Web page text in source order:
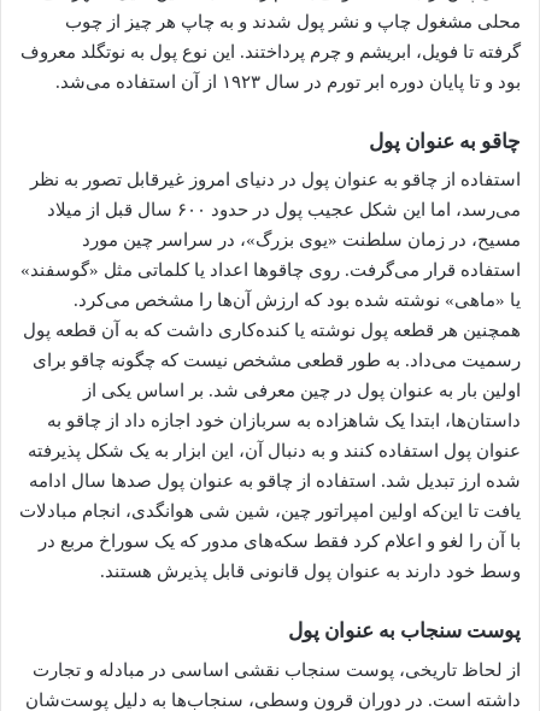
محلی مشغول چاپ و نشر پول شدند و به چاپ هر چیز از چوب
گرفته تا فویل، ابریشم و چرم پرداختند. این نوع پول به نوتگلد معروف
بود و تا پایان دوره ابر تورم در سال ۱۹۲۳ از آن استفاده می‌شد.
چاقو به عنوان پول
استفاده از چاقو به عنوان پول در دنیای امروز غیرقابل تصور به نظر
می‌رسد، اما این شکل عجیب پول در حدود ۶۰۰ سال قبل از میلاد
مسیح، در زمان سلطنت «یوی بزرگ»، در سراسر چین مورد
استفاده قرار می‌گرفت. روی چاقوها اعداد یا کلماتی مثل «گوسفند»
یا «ماهی» نوشته شده بود که ارزش آن‌ها را مشخص می‌کرد.
همچنین هر قطعه پول نوشته یا کنده‌کاری داشت که به آن قطعه پول
رسمیت می‌داد. به طور قطعی مشخص نیست که چگونه چاقو برای
اولین بار به عنوان پول در چین معرفی شد. بر اساس یکی از
داستان‌ها، ابتدا یک شاهزاده به سربازان خود اجازه داد از چاقو به
عنوان پول استفاده کنند و به دنبال آن، این ابزار به یک شکل پذیرفته
شده ارز تبدیل شد. استفاده از چاقو به عنوان پول صدها سال ادامه
یافت تا این‌که اولین امپراتور چین، شین شی هوانگدی، انجام مبادلات
با آن را لغو و اعلام کرد فقط سکه‌های مدور که یک سوراخ مربع در
وسط خود دارند به عنوان پول قانونی قابل پذیرش هستند.
پوست سنجاب به عنوان پول
از لحاظ تاریخی، پوست سنجاب نقشی اساسی در مبادله و تجارت
داشته است. در دوران قرون وسطی، سنجاب‌ها به دلیل پوست‌شان